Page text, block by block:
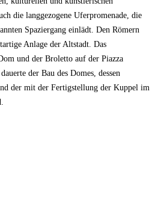
die langgezogene Uferpromenade, die
Spaziergang einlädt. Den Römern
Anlage der Altstadt. Das
und der Broletto auf der Piazza
der Bau des Domes, dessen
der mit der Fertigstellung der Kuppel im